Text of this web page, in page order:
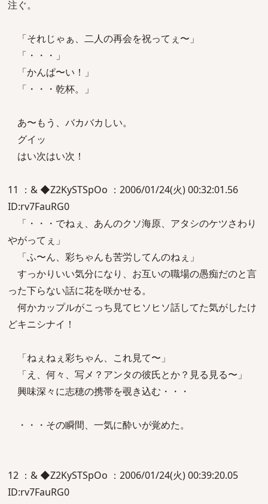
注ぐ。
「それじゃぁ、二人の再会を祝ってぇ〜」
「・・・」
「かんぱ〜い！」
「・・・乾杯。」
あ〜もう、バカバカしい。
グイッ
はい次はい次！
11 ：& ◆Z2KySTSpOo ：2006/01/24(火) 00:32:01.56
ID:rv7FauRG0
「・・・でねぇ、あんのクソ海原、アタシのケツさわり
やがってぇ」
「ふ〜ん、彩ちゃんも苦労してんのねぇ」
すっかりいい気分になり、お互いの職場の愚痴だのと言
った下らない話に花を咲かせる。
何かカップルがこっち見てヒソヒソ話してた気がしたけ
どキニシナイ！
「ねぇねぇ彩ちゃん、これ見て〜」
「え、何々、写メ？アンタの彼氏とか？見る見る〜」
興味深々に志穂の携帯を覗き込む・・・
・・・その瞬間、一気に酔いが覚めた。
12 ：& ◆Z2KySTSpOo ：2006/01/24(火) 00:39:20.05
ID:rv7FauRG0